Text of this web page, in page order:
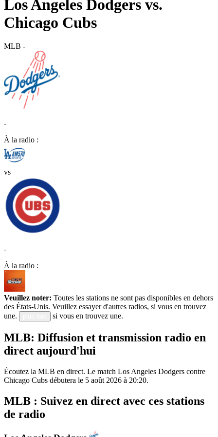
Los Angeles Dodgers vs.
Chicago Cubs
MLB -
-
À la radio :
vs
-
À la radio :
Veuillez noter: Toutes les stations ne sont pas disponibles en dehors
des États-Unis. Veuillez essayer d'autres radios, si vous en trouvez
une.
si vous en trouvez une.
MLB: Diffusion et transmission radio en
direct aujourd'hui
Écoutez la MLB en direct. Le match Los Angeles Dodgers contre
Chicago Cubs débutera le 5 août 2026 à 20:20.
MLB : Suivez en direct avec ces stations
de radio